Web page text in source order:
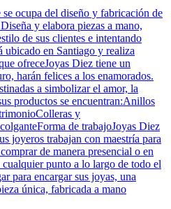
se ocupa del diseño y fabricación de
y elabora piezas a mano,
de sus clientes e intentando
ubicado en Santiago y realiza
ofreceJoyas Diez tiene un
harán felices a los enamorados.
a simbolizar el amor, la
productos se encuentran:Anillos
y
de trabajoJoyas Diez
joyeros trabajan con maestría para
de manera presencial o en
punto a lo largo de todo el
para encargar sus joyas, una
única, fabricada a mano